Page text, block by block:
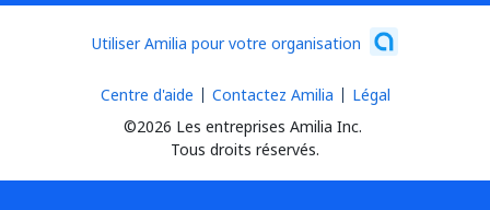
Utiliser Amilia pour votre organisation
©2026 Les entreprises Amilia Inc.
Tous droits réservés.
Centre d'aide Contactez Amilia Légal